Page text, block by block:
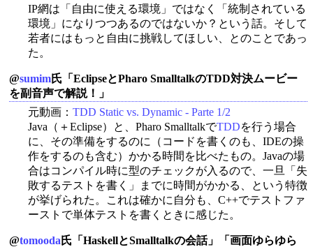
IP網は「自由に使える環境」ではなく「統制されている
環境」になりつつあるのではないか？という話。そして
若者にはもっと自由に挑戦してほしい、とのことであっ
た。
@sumim氏「EclipseとPharo SmalltalkのTDD対決ムービー
を副音声で解説！」
元動画： TDD Static vs. Dynamic - Parte 1/2
Java（＋Eclipse）と、Pharo SmalltalkでTDDを行う場合
に、その準備をするのに（コードを書くのも、IDEの操
作をするのも含む）かかる時間を比べたもの。Javaの場
合はコンパイル時に型のチェックが入るので、一旦「失
敗するテストを書く」までに時間がかかる、という特徴
が挙げられた。これは確かに自分も、C++でテストファ
ーストで単体テストを書くときに感じた。
@tomooda 氏「HaskellとSmalltalkの会話」「画面ゆらゆら